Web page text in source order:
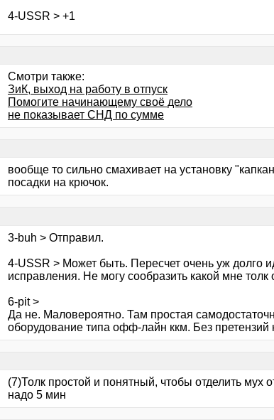
4-USSR > +1
Смотри также:
ЗиК, выход на работу в отпуск
Помогите начинающему своё дело
не показывает СНД по сумме
вообще то сильно смахивает на установку
посадки на крючок.
3-buh > Отправил.
4-USSR > Может быть. Пересчет очень уж долго
исправления. Не могу сообразить какой мне
6-pit >
Да не. Маловероятно. Там простая
оборудование типа офф-лайн ккм. Без претензий
(7)Толк простой и понятный, чтобы отделить мух
надо 5 мин